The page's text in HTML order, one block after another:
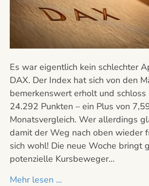
Es war eigentlich kein schlechter
DAX. Der Index hat sich von den
bemerkenswert erholt und
24.292 Punkten – ein Plus von
Monatsvergleich. Wer allerdings
damit der Weg nach oben wieder
sich wohl! Die neue Woche bringt
potenzielle Kursbeweger…
Mehr lesen ...